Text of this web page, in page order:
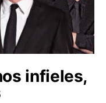
infieles,